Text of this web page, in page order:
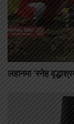
लहानमा ‘स्नेह